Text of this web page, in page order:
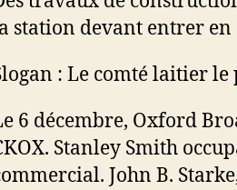
station devant entrer en
: Le comté laitier le
6 décembre, Oxford
Stanley Smith
John B.